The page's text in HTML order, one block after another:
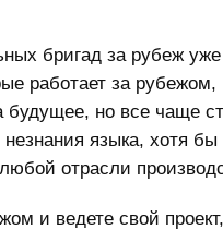
бригад за рубеж уже
работает за
но все чаще
языка, хотя бы
отрасли
и ведете свой